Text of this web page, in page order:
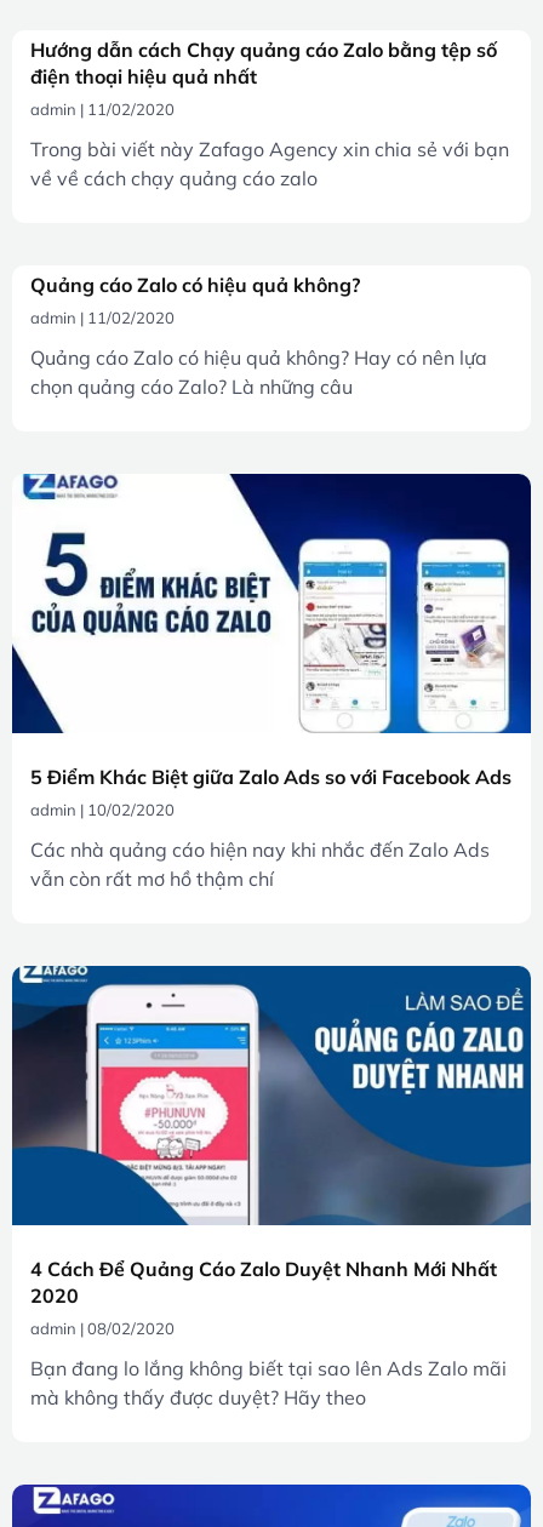
Hướng dẫn cách Chạy quảng cáo Zalo bằng tệp số
điện thoại hiệu quả nhất
admin 11/02/2020
Trong bài viết này Zafago Agency xin chia sẻ với bạn
về về cách chạy quảng cáo zalo
Quảng cáo Zalo có hiệu quả không?
admin 11/02/2020
Quảng cáo Zalo có hiệu quả không? Hay có nên lựa
chọn quảng cáo Zalo? Là những câu
5 Điểm Khác Biệt giữa Zalo Ads so với Facebook Ads
admin 10/02/2020
Các nhà quảng cáo hiện nay khi nhắc đến Zalo Ads
vẫn còn rất mơ hồ thậm chí
4 Cách Để Quảng Cáo Zalo Duyệt Nhanh Mới Nhất
2020
admin 08/02/2020
Bạn đang lo lắng không biết tại sao lên Ads Zalo mãi
mà không thấy được duyệt? Hãy theo